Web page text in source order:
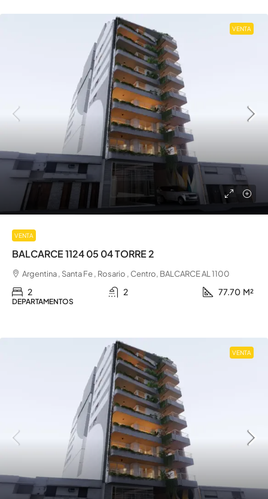
VENTA
VENTA
BALCARCE 1124 05 04 TORRE 2
Argentina , Santa Fe , Rosario , Centro, BALCARCE AL 1100
2 2 77.70 M²
DEPARTAMENTOS
VENTA